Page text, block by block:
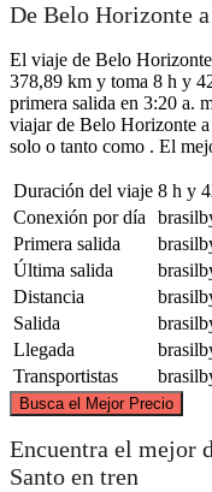
De Belo Horizonte
El viaje de Belo
378,89 km y toma 8 h y
primera salida en 3:20 a.
viajar de Belo Horizonte
solo o tanto como . El
Duración del viaje 8 h y
Conexión por día
Primera salida
Última salida
Distancia
Salida
Llegada
Transportistas
Busca el Mejor Precio
Encuentra el mejor
Santo en tren